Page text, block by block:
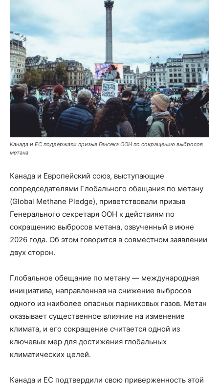
Канада и ЕС поддержали призыв Генсека ООН по сокращению выбросов
метана
Канада и Европейский союз, выступающие
сопредседателями Глобального обещания по метану
(Global Methane Pledge), приветствовали призыв
Генерального секретаря ООН к действиям по
сокращению выбросов метана, озвученный в июне
2026 года. Об этом говорится в совместном заявлении
двух сторон.
Глобальное обещание по метану — международная
инициатива, направленная на снижение выбросов
одного из наиболее опасных парниковых газов. Метан
оказывает существенное влияние на изменение
климата, и его сокращение считается одной из
ключевых мер для достижения глобальных
климатических целей.
Канада и ЕС подтвердили свою приверженность этой